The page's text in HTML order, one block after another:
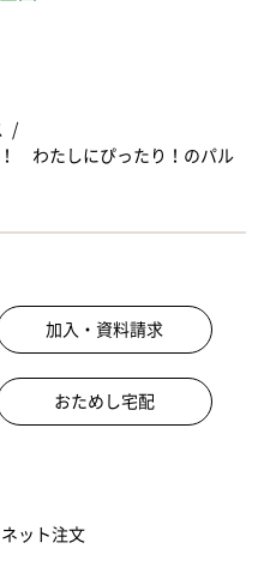
！ わたしにぴったり！のパル
加入・資料請求
おためし宅配
ネット注文